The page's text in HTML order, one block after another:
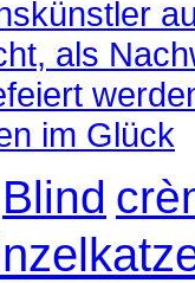
als
im Glück
Blind